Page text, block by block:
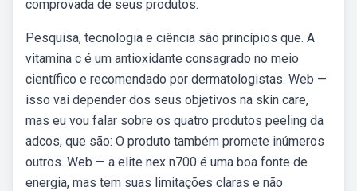
comprovada de seus produtos.
Pesquisa, tecnologia e ciência são princípios que. A
vitamina c é um antioxidante consagrado no meio
científico e recomendado por dermatologistas. Web —
isso vai depender dos seus objetivos na skin care,
mas eu vou falar sobre os quatro produtos peeling da
adcos, que são: O produto também promete inúmeros
outros. Web — a elite nex n700 é uma boa fonte de
energia, mas tem suas limitações claras e não